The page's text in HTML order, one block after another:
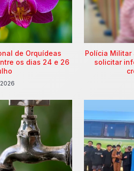
de Orquídeas
os dias 24 e 26
Polícia Militar
solicitar